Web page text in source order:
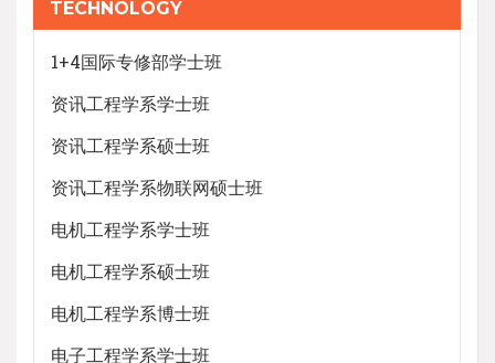
TECHNOLOGY
1+4国际专修部学士班
资讯工程学系学士班
资讯工程学系硕士班
资讯工程学系物联网硕士班
电机工程学系学士班
电机工程学系硕士班
电机工程学系博士班
电子工程学系学士班